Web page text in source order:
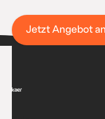
Jetzt Angebot